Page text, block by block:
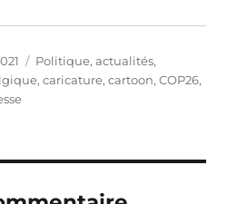
Catégories
Politique, actualités,
,caricature,cartoon,COP26,